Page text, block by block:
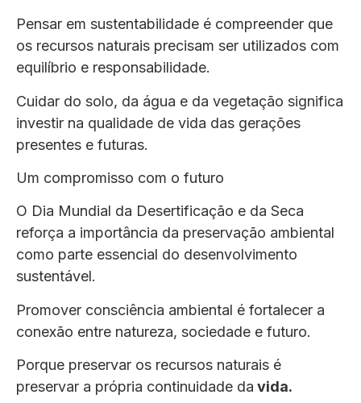
Pensar em sustentabilidade é compreender que
os recursos naturais precisam ser utilizados com
equilíbrio e responsabilidade.
Cuidar do solo, da água e da vegetação significa
investir na qualidade de vida das gerações
presentes e futuras.
Um compromisso com o futuro
O Dia Mundial da Desertificação e da Seca
reforça a importância da preservação ambiental
como parte essencial do desenvolvimento
sustentável.
Promover consciência ambiental é fortalecer a
conexão entre natureza, sociedade e futuro.
Porque preservar os recursos naturais é
preservar a própria continuidade da vida.